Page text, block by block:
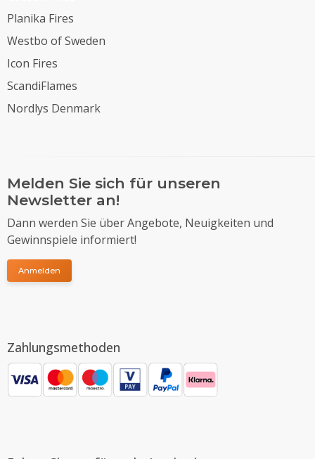
Planika Fires
Westbo of Sweden
Icon Fires
ScandiFlames
Nordlys Denmark
Melden Sie sich für unseren
Newsletter an!
Dann werden Sie über Angebote, Neuigkeiten und
Gewinnspiele informiert!
Anmelden
Zahlungsmethoden